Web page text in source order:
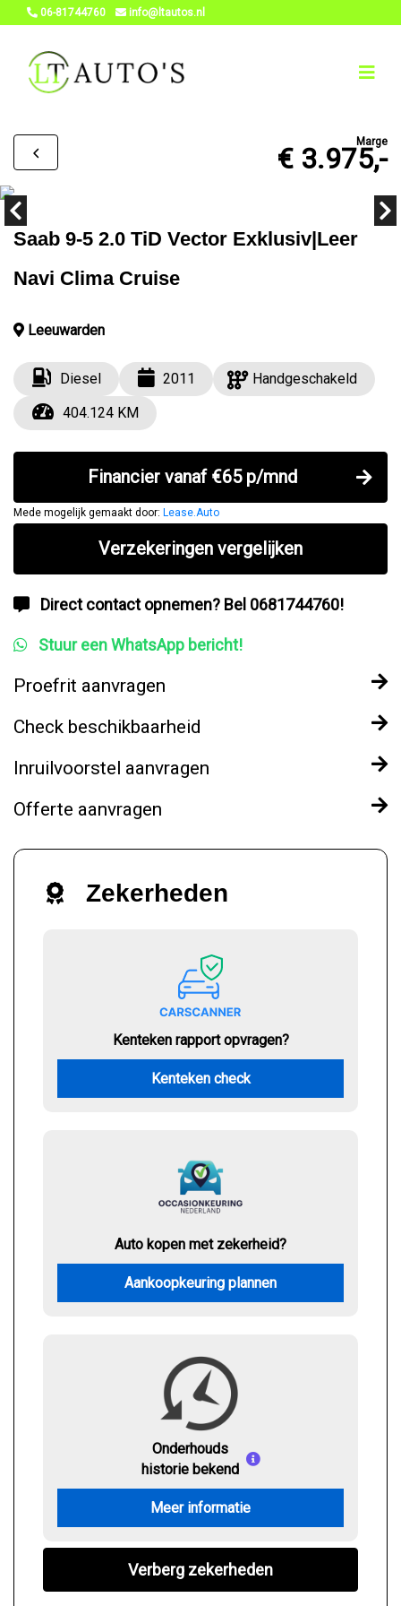
06-81744760 info@ltautos.nl
Marge
€ 3.975,-
Saab 9-5 2.0 TiD Vector Exklusiv|Leer
Navi Clima Cruise
Leeuwarden
Diesel 2011
Handgeschakeld
404.124 KM
Financier vanaf €65 p/mnd
Mede mogelijk gemaakt door: Lease.Auto
Verzekeringen vergelijken
Direct contact opnemen? Bel 0681744760!
Stuur een WhatsApp bericht!
Proefrit aanvragen
Check beschikbaarheid
Inruilvoorstel aanvragen
Offerte aanvragen
Zekerheden
Kenteken rapport opvragen?
Kenteken check
Auto kopen met zekerheid?
Aankoopkeuring plannen
Onderhouds
historie bekend
Meer informatie
Verberg zekerheden